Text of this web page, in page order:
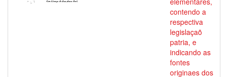
contendo a
respectiva
legislaçaõ
patria, e
indicando as
fontes
originaes dos